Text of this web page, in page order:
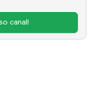
canal!